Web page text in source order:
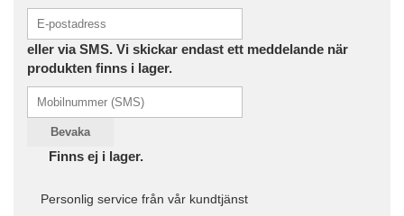
eller via SMS. Vi skickar endast ett meddelande när
produkten finns i lager.
Bevaka
Finns ej i lager.
Personlig service från vår kundtjänst